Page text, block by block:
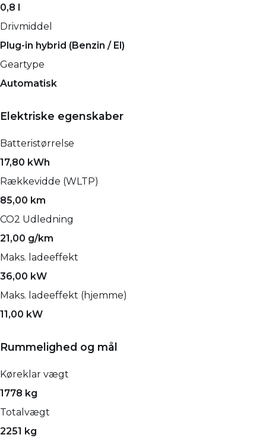
0,8 l
Drivmiddel
Plug-in hybrid (Benzin / El)
Geartype
Automatisk
Elektriske egenskaber
Batteristørrelse
17,80 kWh
Rækkevidde (WLTP)
85,00 km
CO2 Udledning
21,00 g/km
Maks. ladeeffekt
36,00 kW
Maks. ladeeffekt (hjemme)
11,00 kW
Rummelighed og mål
Køreklar vægt
1778 kg
Totalvægt
2251 kg